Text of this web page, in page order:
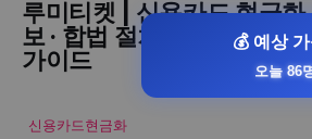
루미티켓 | 신용카드 현금화
보 · 합법 절차 · 승인률 높은
가이드
신용카드현금화
💰 예상
오늘 86